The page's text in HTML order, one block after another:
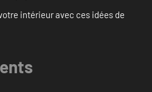
intérieur avec ces idées de